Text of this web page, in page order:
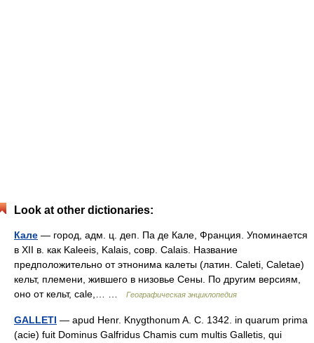
Look at other dictionaries:
Кале — город, адм. ц. деп. Па де Кале, Франция. Упоминается
в XII в. как Kaleeis, Kalais, совр. Calais. Название
предположительно от этнонима калеты (латин. Caleti, Caletae)
кельт, племени, жившего в низовье Сены. По другим версиям,
оно от кельт, cale,… …
Географическая энциклопедия
GALLETI — apud Henr. Knygthonum A. C. 1342. in quarum prima
(acie) fuit Dominus Galfridus Chamis cum multis Galletis, qui